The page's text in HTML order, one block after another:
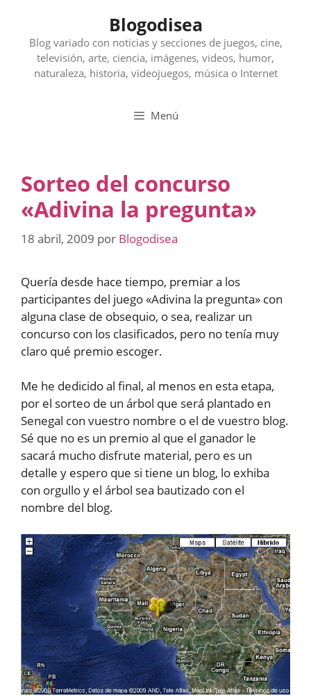
contenido
Blogodisea
Blog variado con noticias y secciones de juegos, cine,
televisión, arte, ciencia, imágenes, videos, humor,
naturaleza, historia, videojuegos, música o Internet
Menú
Sorteo del concurso
«Adivina la pregunta»
18 abril, 2009 por Blogodisea
Quería desde hace tiempo, premiar a los
participantes del juego «Adivina la pregunta» con
alguna clase de obsequio, o sea, realizar un
concurso con los clasificados, pero no tenía muy
claro qué premio escoger.
Me he dedicido al final, al menos en esta etapa,
por el sorteo de un árbol que será plantado en
Senegal con vuestro nombre o el de vuestro blog.
Sé que no es un premio al que el ganador le
sacará mucho disfrute material, pero es un
detalle y espero que si tiene un blog, lo exhiba
con orgullo y el árbol sea bautizado con el
nombre del blog.